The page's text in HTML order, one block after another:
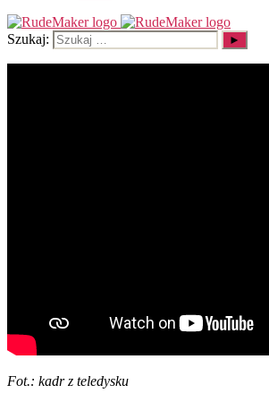
Szukaj:
Fot.: kadr z teledysku